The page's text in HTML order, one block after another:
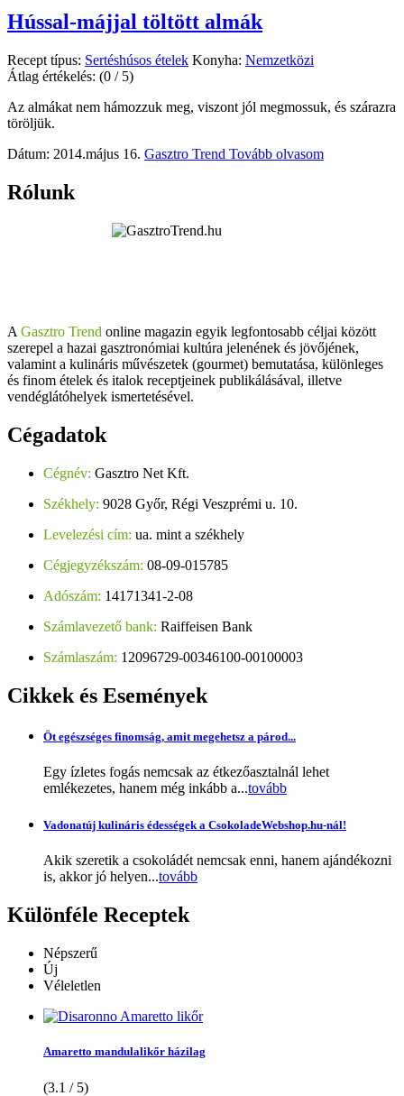
Hússal-májjal töltött almák
Recept típus: Sertéshúsos ételek Konyha: Nemzetközi
Átlag értékelés: (0 / 5)
Az almákat nem hámozzuk meg, viszont jól megmossuk, és szárazra
töröljük.
Dátum: 2014.május 16. Gasztro Trend Tovább olvasom
Rólunk
A Gasztro Trend online magazin egyik legfontosabb céljai között
szerepel a hazai gasztronómiai kultúra jelenének és jövőjének,
valamint a kulináris művészetek (gourmet) bemutatása, különleges
és finom ételek és italok receptjeinek publikálásával, illetve
vendéglátóhelyek ismertetésével.
Cégadatok
Cégnév: Gasztro Net Kft.
Székhely: 9028 Győr, Régi Veszprémi u. 10.
Levelezési cím: ua. mint a székhely
Cégjegyzékszám: 08-09-015785
Adószám: 14171341-2-08
Számlavezető bank: Raiffeisen Bank
Számlaszám: 12096729-00346100-00100003
Cikkek és Események
Öt egészséges finomság, amit megehetsz a párod...
Egy ízletes fogás nemcsak az étkezőasztalnál lehet
emlékezetes, hanem még inkább a...tovább
Vadonatúj kulináris édességek a CsokoladeWebshop.hu-nál!
Akik szeretik a csokoládét nemcsak enni, hanem ajándékozni
is, akkor jó helyen...tovább
Különféle Receptek
Népszerű
Új
Véleletlen
Amaretto mandulalikőr házilag
(3.1 / 5)